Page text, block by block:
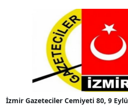
İzmir Gazeteciler Cemiyeti 80, 9